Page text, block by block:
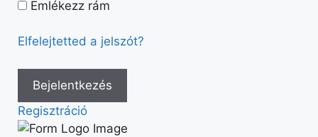
Emlékezz rám
Elfelejtetted a jelszót?
Regisztráció